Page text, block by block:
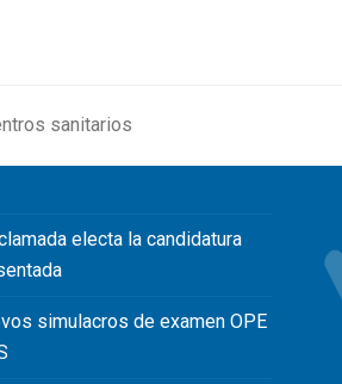
sanitarios
electa la candidatura
simulacros de examen OPE